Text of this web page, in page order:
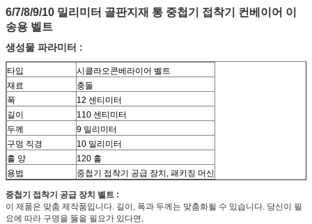
6/7/8/9/10 밀리미터 골판지재 통 중첩기 접착기 컨베이어 이
송용 벨트
생성물 파라미터 :
타입
시클라오콘베라이어 벨트
재료
충돌
폭
12 센티미터
길이
110 센티미터
두께
9 밀리미터
구멍 직경
10 밀리미터
홀 양
120 홀
용법
중첩기 접착기 공급 장치, 패키징 머신
중첩기 접착기 공급 장치 벨트 :
이 제품은 맞춤 제작품입니다. 길이, 폭과 두께는 맞춤화될 수 있습니다. 당신이 필
요에 따라 구명을 뚫을 필요가 있다면,